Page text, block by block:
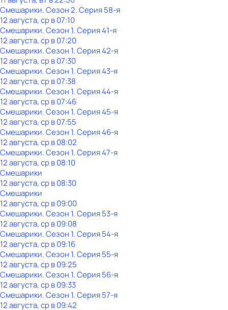
Смешарики. Сезон 2. Серия 58-я
12 августа, ср в 07:10
Смешарики. Сезон 1. Серия 41-я
12 августа, ср в 07:20
Смешарики. Сезон 1. Серия 42-я
12 августа, ср в 07:30
Смешарики. Сезон 1. Серия 43-я
12 августа, ср в 07:38
Смешарики. Сезон 1. Серия 44-я
12 августа, ср в 07:46
Смешарики. Сезон 1. Серия 45-я
12 августа, ср в 07:55
Смешарики. Сезон 1. Серия 46-я
12 августа, ср в 08:02
Смешарики. Сезон 1. Серия 47-я
12 августа, ср в 08:10
Смешарики
12 августа, ср в 08:30
Смешарики
12 августа, ср в 09:00
Смешарики. Сезон 1. Серия 53-я
12 августа, ср в 09:08
Смешарики. Сезон 1. Серия 54-я
12 августа, ср в 09:16
Смешарики. Сезон 1. Серия 55-я
12 августа, ср в 09:25
Смешарики. Сезон 1. Серия 56-я
12 августа, ср в 09:33
Смешарики. Сезон 1. Серия 57-я
12 августа, ср в 09:42